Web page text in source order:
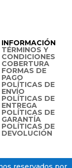
INFORMACIÓN
TÉRMINOS Y
CONDICIONES
COBERTURA
FORMAS DE
PAGO
POLÍTICAS DE
ENVÍO
POLÍTICAS DE
ENTREGA
POLÍTICAS DE
GARANTÍA
POLÍTICAS DE
DEVOLUCIÓN